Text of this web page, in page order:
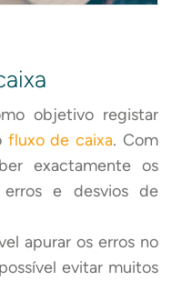
objetivo registar
fluxo de caixa. Com
exactamente os
erros e desvios de
apurar os erros no
evitar muitos